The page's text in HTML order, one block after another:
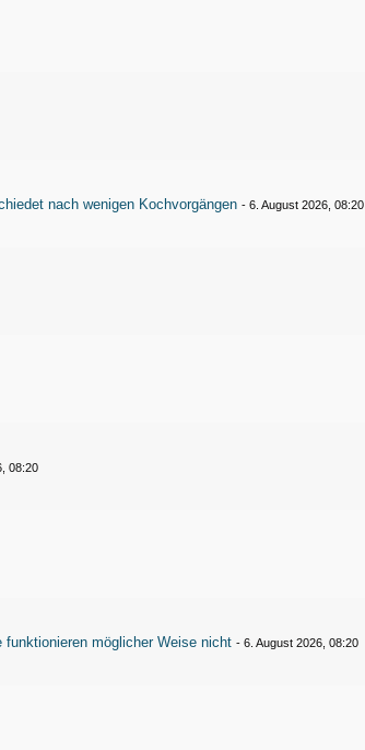
nach wenigen Kochvorgängen -6. August 2026, 08:20
08:20
möglicher Weise nicht -6. August 2026, 08:20